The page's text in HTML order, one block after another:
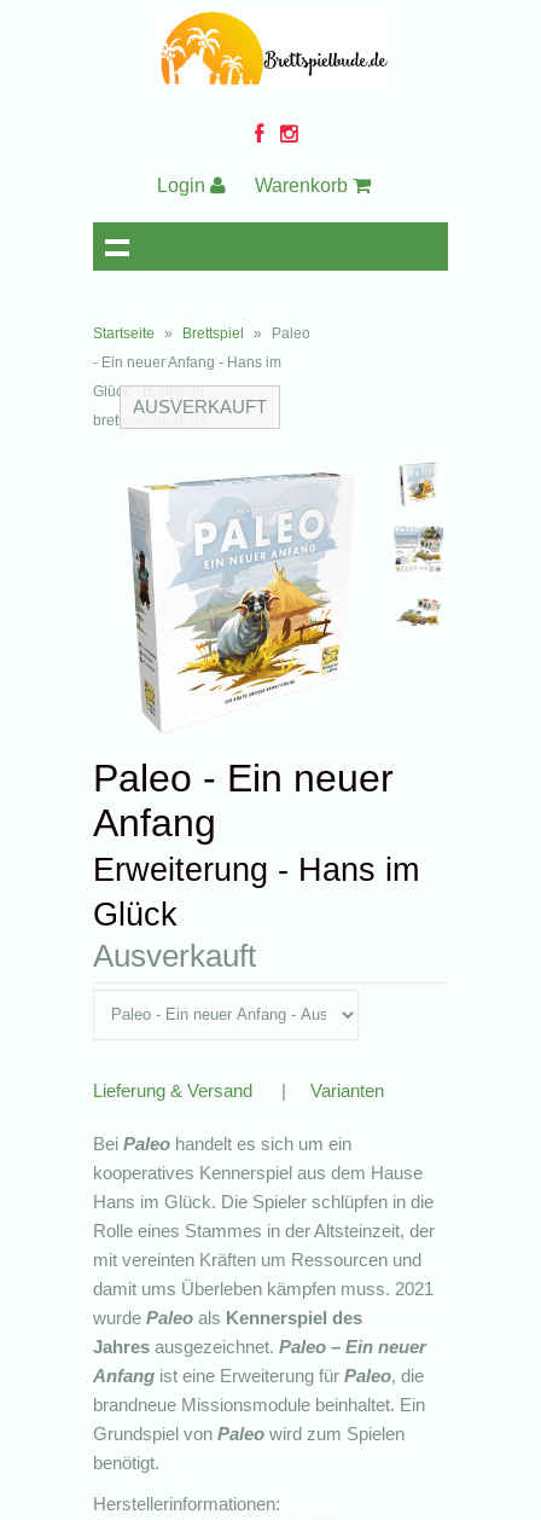
Login Warenkorb
Startseite » Brettspiel »
Paleo
- Ein neuer Anfang - Hans im
Glück - Brettspiel -
brettspielbude.de
AUSVERKAUFT
Paleo - Ein neuer
Anfang
Erweiterung - Hans im
Glück
Ausverkauft
Lieferung & Versand | Varianten
BeiPaleo handelt es sich um ein
kooperatives Kennerspiel aus dem Hause
Hans im Glück. Die Spieler schlüpfen in die
Rolle eines Stammes in der Altsteinzeit, der
mit vereinten Kräften um Ressourcen und
damit ums Überleben kämpfen muss. 2021
wurdePaleo als Kennerspiel des
Jahres ausgezeichnet.Paleo – Ein neuer
Anfang ist eine Erweiterung fürPaleo, die
brandneue Missionsmodule beinhaltet. Ein
Grundspiel vonPaleo wird zum Spielen
benötigt.
Herstellerinformationen: